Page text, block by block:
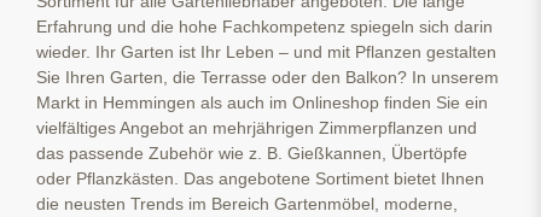
Erfahrung und die hohe Fachkompetenz spiegeln sich darin
wieder. Ihr Garten ist Ihr Leben – und mit Pflanzen gestalten
Sie Ihren Garten, die Terrasse oder den Balkon? In unserem
Markt in Hemmingen als auch im Onlineshop finden Sie ein
vielfältiges Angebot an mehrjährigen Zimmerpflanzen und
das passende Zubehör wie z. B. Gießkannen, Übertöpfe
oder Pflanzkästen. Das angebotene Sortiment bietet Ihnen
die neusten Trends im Bereich Gartenmöbel, moderne,